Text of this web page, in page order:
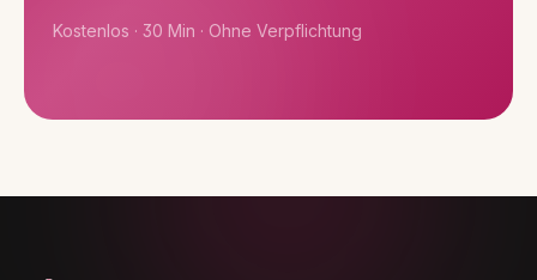
Kostenlos · 30 Min · Ohne Verpflichtung